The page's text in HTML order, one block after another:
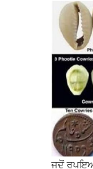
ਜਦੋਂ ਰੁਪਇਆ